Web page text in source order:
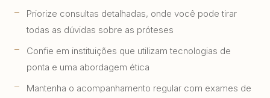
Priorize consultas detalhadas, onde você pode tirar
todas as dúvidas sobre as próteses
Confie em instituições que utilizam tecnologias de
ponta e uma abordagem ética
Mantenha o acompanhamento regular com exames de